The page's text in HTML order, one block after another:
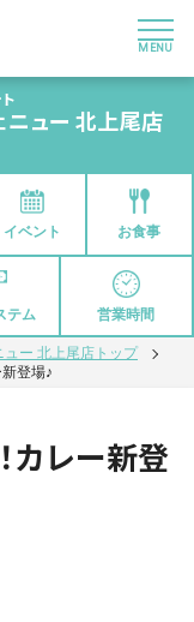
MENU
ニュー 北上尾店
イベント お食事
テム 営業時間
ー 北上尾店トップ
登場♪
カレー新登